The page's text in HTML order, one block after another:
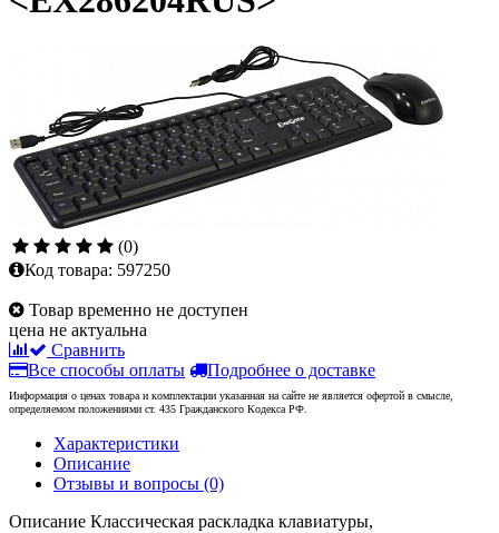
(0)
Код товара: 597250
Товар временно не доступен
цена не актуальна
Сравнить
Все способы оплаты
Подробнее о доставке
Информация о ценах товара и комплектации указанная на сайте не является офертой в смысле,
определяемом положениями ст. 435 Гражданского Кодекса РФ.
Характеристики
Описание
Отзывы и вопросы (0)
Описание Классическая раскладка клавиатуры,